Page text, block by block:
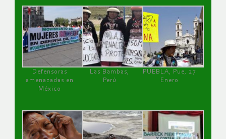
Defensoras
amenazadas en
México
Las Bambas,
Perú
PUEBLA, Pue, 27
Enero